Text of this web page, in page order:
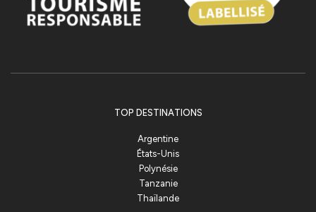
TOP DESTINATIONS
Argentine
États-Unis
Polynésie
Tanzanie
Thaïlande